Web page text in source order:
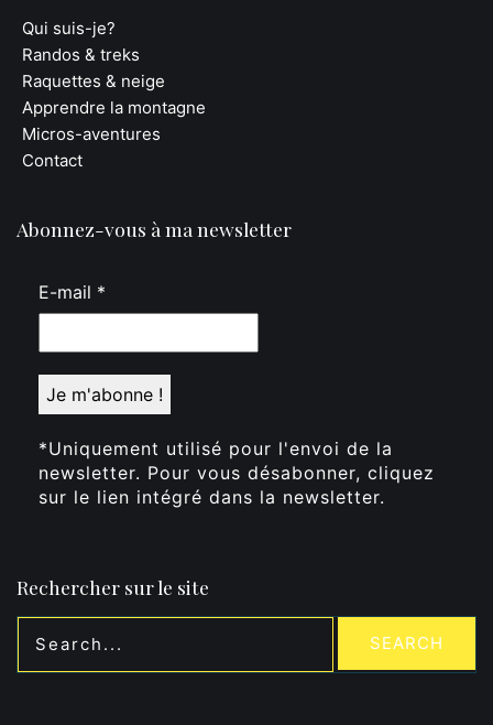
Qui suis-je?
Randos & treks
Raquettes & neige
Apprendre la montagne
Micros-aventures
Contact
Abonnez-vous à ma newsletter
E-mail *
*Uniquement utilisé pour l'envoi de la
newsletter. Pour vous désabonner, cliquez
sur le lien intégré dans la newsletter.
Rechercher sur le site